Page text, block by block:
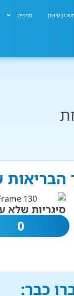
עישון סניפים
סיגריות שלא
0
כבר: